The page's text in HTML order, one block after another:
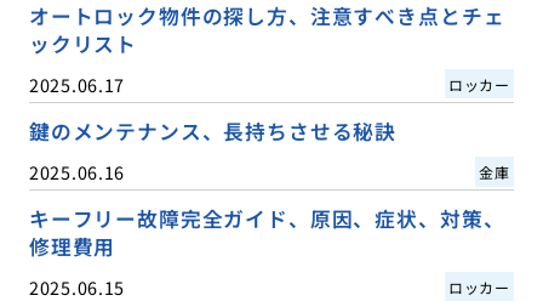
オートロック物件の探し方、注意すべき点とチェ
ックリスト
2025.06.17 ロッカー
鍵のメンテナンス、長持ちさせる秘訣
2025.06.16 金庫
キーフリー故障完全ガイド、原因、症状、対策、
修理費用
2025.06.15 ロッカー